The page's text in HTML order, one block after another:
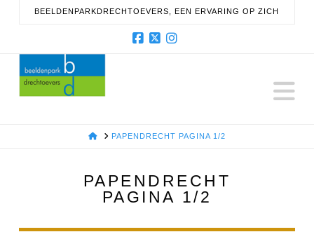
BEELDENPARKDRECHTOEVERS, EEN ERVARING OP ZICH
HOMEPAPENDRECHT PAGINA 1/2
PAPENDRECHT
PAGINA 1/2